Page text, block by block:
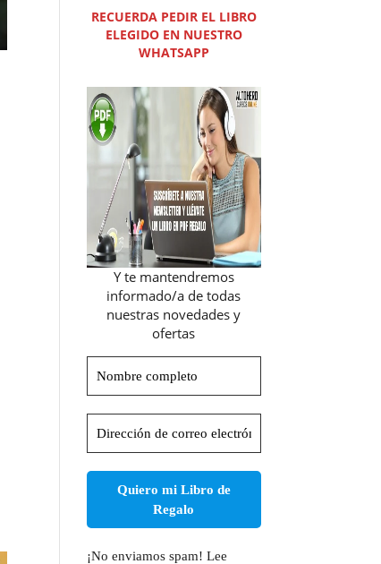
RECUERDA PEDIR EL LIBRO
ELEGIDO EN NUESTRO
WHATSAPP
Y te mantendremos
informado/a de todas
nuestras novedades y
ofertas
completo
de
correo
electrónico
¡No enviamos spam! Lee